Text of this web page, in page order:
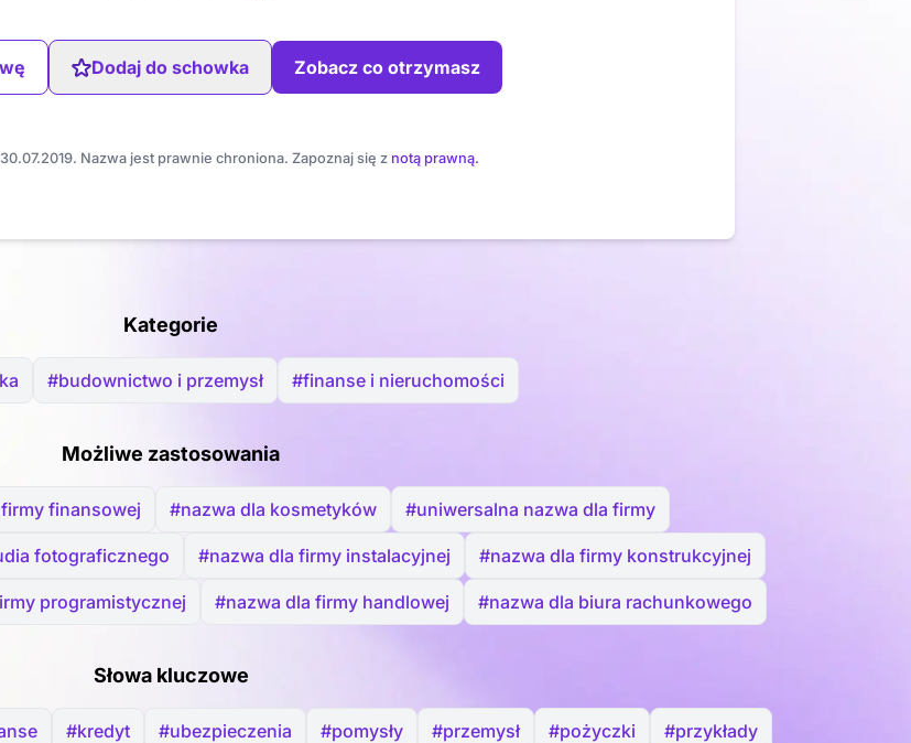
Dodaj do schowka Zobacz co otrzymasz
Nazwa jest prawnie chroniona. Zapoznaj się z notą prawną.
Kategorie
#budownictwo i przemysł #finanse i nieruchomości
Możliwe zastosowania
finansowej #nazwa dla kosmetyków #uniwersalna nazwa dla firmy
fotograficznego #nazwa dla firmy instalacyjnej #nazwa dla firmy konstrukcyjnej
programistycznej #nazwa dla firmy handlowej #nazwa dla biura rachunkowego
Słowa kluczowe
#kredyt #ubezpieczenia #pomysły #przemysł #pożyczki #przykłady